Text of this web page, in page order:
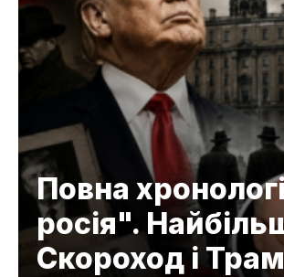
Повна
росія".
Скороход і